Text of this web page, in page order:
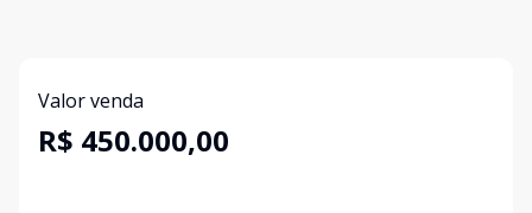
Valor venda
R$ 450.000,00